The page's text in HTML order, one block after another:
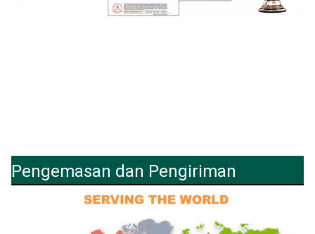
Pengemasan dan Pengiriman